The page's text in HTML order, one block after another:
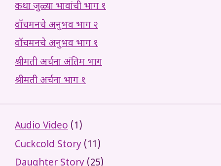
कथा जुळ्या भावांची भाग १
वॉचमनचे अनुभव भाग २
वॉचमनचे अनुभव भाग १
श्रीमती अर्चना अंतिम भाग
श्रीमती अर्चना भाग १
Audio Video (1)
Cuckcold Story (11)
Daughter Story (25)